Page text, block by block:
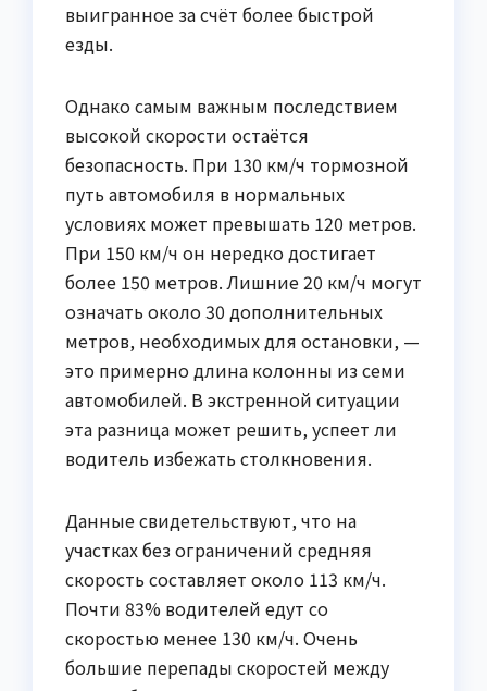
выигранное за счёт более быстрой
езды.
Однако самым важным последствием
высокой скорости остаётся
безопасность. При 130 км/ч тормозной
путь автомобиля в нормальных
условиях может превышать 120 метров.
При 150 км/ч он нередко достигает
более 150 метров. Лишние 20 км/ч могут
означать около 30 дополнительных
метров, необходимых для остановки, —
это примерно длина колонны из семи
автомобилей. В экстренной ситуации
эта разница может решить, успеет ли
водитель избежать столкновения.
Данные свидетельствуют, что на
участках без ограничений средняя
скорость составляет около 113 км/ч.
Почти 83% водителей едут со
скоростью менее 130 км/ч. Очень
большие перепады скоростей между